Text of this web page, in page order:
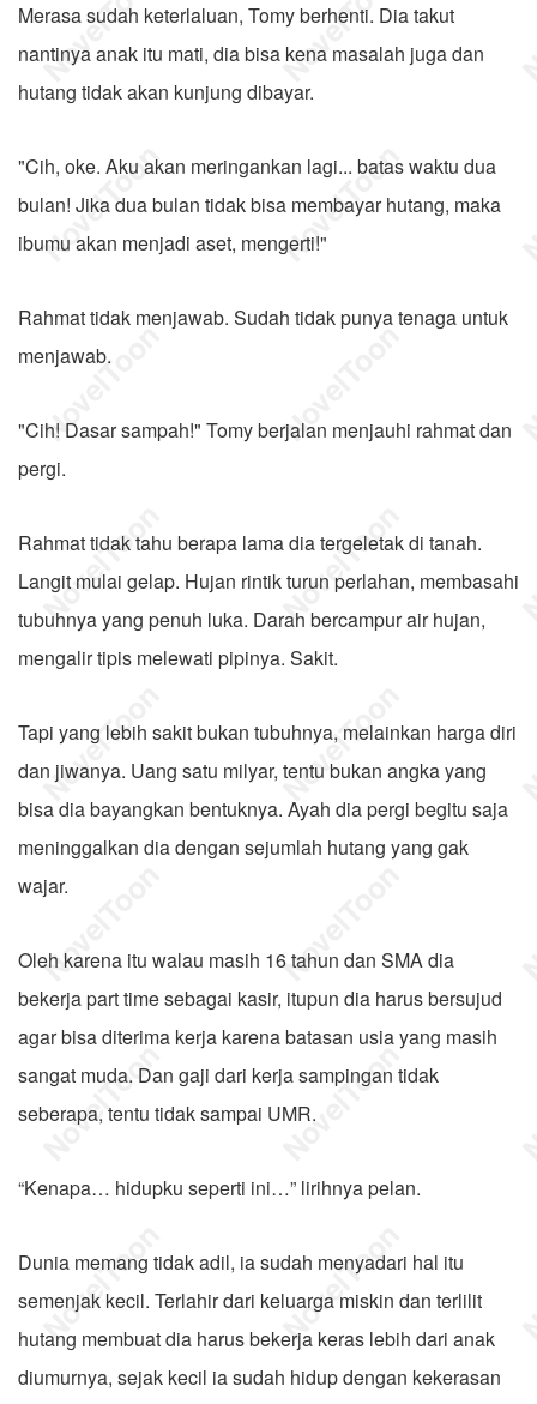
Merasa sudah keterlaluan, Tomy berhenti. Dia takut
nantinya anak itu mati, dia bisa kena masalah juga dan
hutang tidak akan kunjung dibayar.
"Cih, oke. Aku akan meringankan lagi... batas waktu dua
bulan! Jika dua bulan tidak bisa membayar hutang, maka
ibumu akan menjadi aset, mengerti!"
Rahmat tidak menjawab. Sudah tidak punya tenaga untuk
menjawab.
"Cih! Dasar sampah!" Tomy berjalan menjauhi rahmat dan
pergi.
Rahmat tidak tahu berapa lama dia tergeletak di tanah.
Langit mulai gelap. Hujan rintik turun perlahan, membasahi
tubuhnya yang penuh luka. Darah bercampur air hujan,
mengalir tipis melewati pipinya. Sakit.
Tapi yang lebih sakit bukan tubuhnya, melainkan harga diri
dan jiwanya. Uang satu milyar, tentu bukan angka yang
bisa dia bayangkan bentuknya. Ayah dia pergi begitu saja
meninggalkan dia dengan sejumlah hutang yang gak
wajar.
Oleh karena itu walau masih 16 tahun dan SMA dia
bekerja part time sebagai kasir, itupun dia harus bersujud
agar bisa diterima kerja karena batasan usia yang masih
sangat muda. Dan gaji dari kerja sampingan tidak
seberapa, tentu tidak sampai UMR.
“Kenapa… hidupku seperti ini…” lirihnya pelan.
Dunia memang tidak adil, ia sudah menyadari hal itu
semenjak kecil. Terlahir dari keluarga miskin dan terlilit
hutang membuat dia harus bekerja keras lebih dari anak
diumurnya, sejak kecil ia sudah hidup dengan kekerasan